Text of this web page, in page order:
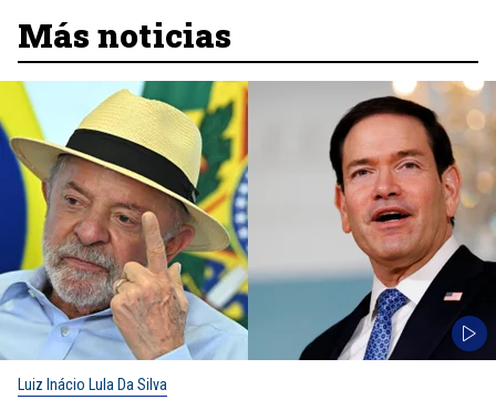
Más noticias
Luiz Inácio Lula Da Silva